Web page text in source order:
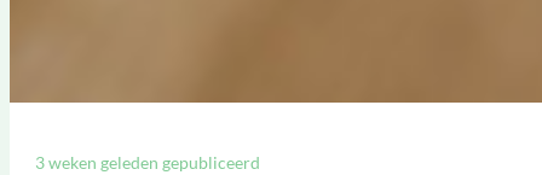
3 weken geleden gepubliceerd